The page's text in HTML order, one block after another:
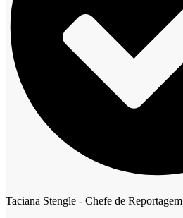
Taciana Stengle - Chefe de Reportagem